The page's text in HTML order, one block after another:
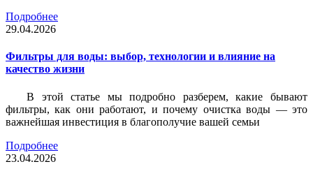
Подробнее
29.04.2026
Фильтры для воды: выбор, технологии и влияние на
качество жизни
В этой статье мы подробно разберем, какие бывают
фильтры, как они работают, и почему очистка воды — это
важнейшая инвестиция в благополучие вашей семьи
Подробнее
23.04.2026